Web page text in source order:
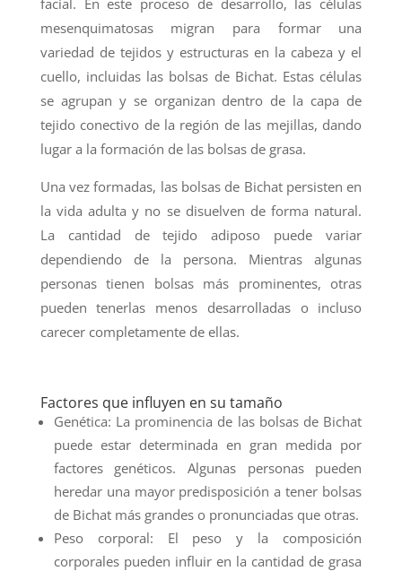
mesenquimatosas migran para formar una
variedad de tejidos y estructuras en la cabeza y el
cuello, incluidas las bolsas de Bichat. Estas células
se agrupan y se organizan dentro de la capa de
tejido conectivo de la región de las mejillas, dando
lugar a la formación de las bolsas de grasa.
Una vez formadas, las bolsas de Bichat persisten en
la vida adulta y no se disuelven de forma natural.
La cantidad de tejido adiposo puede variar
dependiendo de la persona. Mientras algunas
personas tienen bolsas más prominentes, otras
pueden tenerlas menos desarrolladas o incluso
carecer completamente de ellas.
Factores que influyen en su tamaño
Genética: La prominencia de las bolsas de Bichat
puede estar determinada en gran medida por
factores genéticos. Algunas personas pueden
heredar una mayor predisposición a tener bolsas
de Bichat más grandes o pronunciadas que otras.
Peso corporal: El peso y la composición
corporales pueden influir en la cantidad de grasa